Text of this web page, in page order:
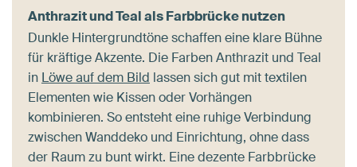
Anthrazit und Teal als Farbbrücke nutzen
Dunkle Hintergrundtöne schaffen eine klare Bühne
für kräftige Akzente. Die Farben Anthrazit und Teal
in Löwe auf dem Bild lassen sich gut mit textilen
Elementen wie Kissen oder Vorhängen
kombinieren. So entsteht eine ruhige Verbindung
zwischen Wanddeko und Einrichtung, ohne dass
der Raum zu bunt wirkt. Eine dezente Farbbrücke